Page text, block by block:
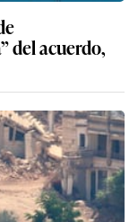
del acuerdo,